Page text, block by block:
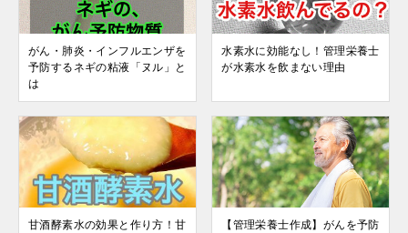
がん・肺炎・インフルエンザを
予防するネギの粘液「ヌル」と
は
水素水に効能なし！管理栄養士
が水素水を飲まない理由
甘酒酵素水の効果と作り方！甘
【管理栄養士作成】がんを予防